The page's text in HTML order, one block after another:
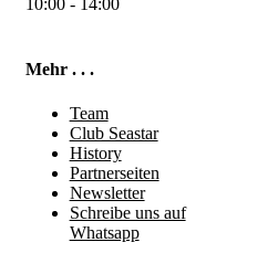
10:00 - 14:00
Mehr . . .
Team
Club Seastar
History
Partnerseiten
Newsletter
Schreibe uns auf
Whatsapp